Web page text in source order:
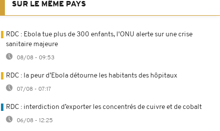
SUR LE MÊME PAYS
RDC : Ebola tue plus de 300 enfants, l'ONU alerte sur une crise
sanitaire majeure
08/08 - 09:53
RDC : la peur d’Ebola détourne les habitants des hôpitaux
07/08 - 07:17
RDC : interdiction d’exporter les concentrés de cuivre et de cobalt
06/08 - 12:25